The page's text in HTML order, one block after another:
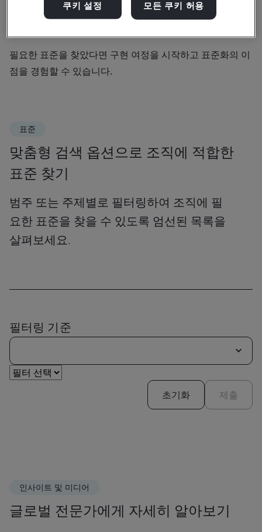
안전 조치 강화, 품질 개선, 사이버보안 강화 등 특정 목표에
필요한 표준을 찾았다면 구현 여정을 시작하고 표준화의 이
점을 경험할 수 있습니다.
표준
맞춤형 검색 옵션으로 조직에 적합한
표준 찾기
범주 또는 주제별로 필터링하여 조직에 필
요한 표준을 찾을 수 있도록 엄선된 목록을
살펴보세요.
필터링 기준
초기화 제출
인사이트 및 미디어
글로벌 전문가에게 자세히 알아보기
쿠키 설정 모든 쿠키 허용